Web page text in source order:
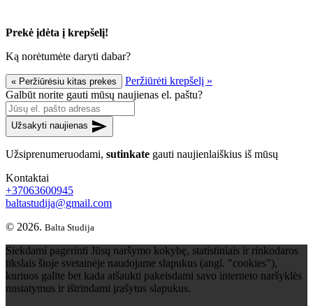
Prekė įdėta į krepšelį!
Ką norėtumėte daryti dabar?
« Peržiūrėsiu kitas prekes
Peržiūrėti krepšelį »
Galbūt norite gauti mūsų naujienas el. paštu?
Užsakyti naujienas send
Užsiprenumeruodami, sutinkate gauti naujienlaiškius iš mūsų
Kontaktai
+37063600945
baltastudija@gmail.com
© 2026. Balta Studija
Siekdami pagerinti Jūsų naršymo kokybę, statistiniais ir rinkodaros
tikslais šioje svetainėje naudojame slapukus (angl. "cookies"),
kuriuos galite bet kada atšaukti pakeisdami savo interneto naršyklės
nustatymus ir ištrindami įrašytus slapukus.